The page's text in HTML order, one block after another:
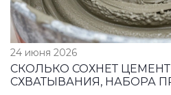
24 июня 2026
СКОЛЬКО СОХНЕТ
СХВАТЫВАНИЯ, НАБОРА